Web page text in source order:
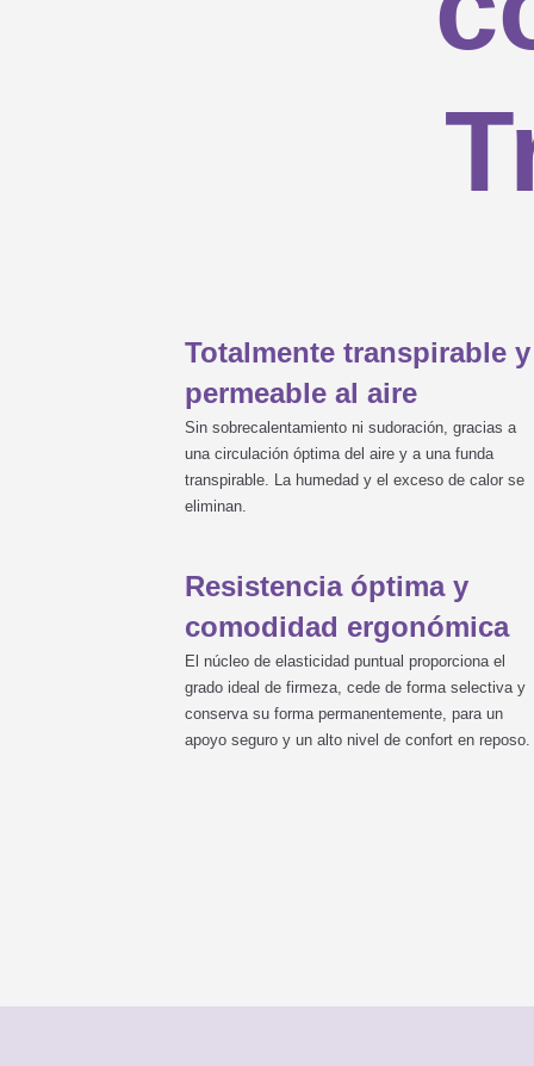
¿Cuándo puedo empezar a
Totalmente transpirable y
permeable al aire
Sin sobrecalentamiento ni sudoración, gracias a
una circulación óptima del aire y a una funda
transpirable. La humedad y el exceso de calor se
eliminan.
Resistencia óptima y
comodidad ergonómica
El núcleo de elasticidad puntual proporciona el
grado ideal de firmeza, cede de forma selectiva y
conserva su forma permanentemente, para un
apoyo seguro y un alto nivel de confort en reposo.